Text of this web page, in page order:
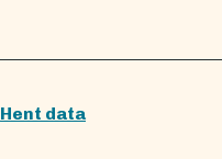
Hent data